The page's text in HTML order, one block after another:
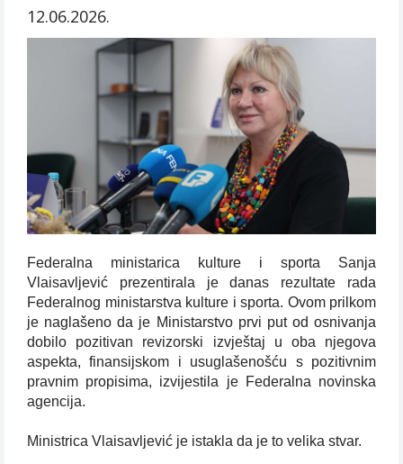
12.06.2026.
Federalna ministarica kulture i sporta Sanja
Vlaisavljević prezentirala je danas rezultate rada
Federalnog ministarstva kulture i sporta. Ovom prilkom
je naglašeno da je Ministarstvo prvi put od osnivanja
dobilo pozitivan revizorski izvještaj u oba njegova
aspekta, finansijskom i usuglašenošću s pozitivnim
pravnim propisima, izvijestila je Federalna novinska
agencija.
Ministrica Vlaisavljević je istakla da je to velika stvar.